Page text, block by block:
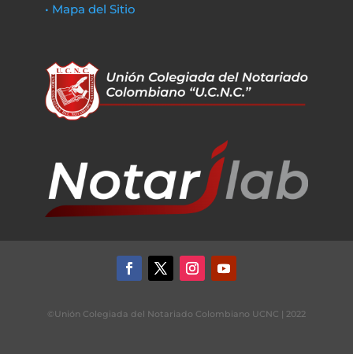
• Mapa del Sitio
©Unión Colegiada del Notariado Colombiano UCNC | 2022